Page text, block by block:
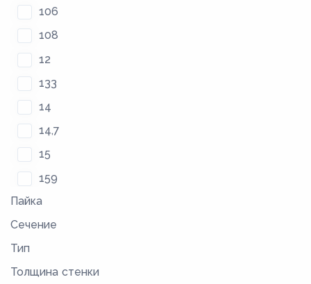
106
108
12
133
14
14,7
15
159
16
18
22
Пайка
Сечение
Тип
Толщина стенки